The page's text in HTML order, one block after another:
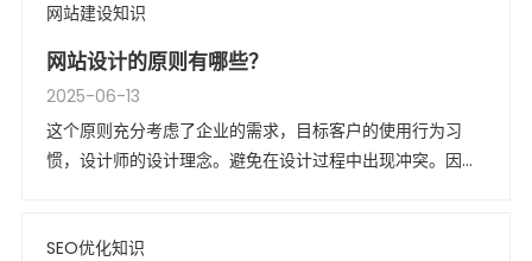
网站建设知识
网站设计的原则有哪些？
2025-06-13
这个原则充分考虑了企业的需求，目标客户的使用行为习
惯，设计师的设计理念。避免在设计过程中出现冲突。因
SEO优化知识